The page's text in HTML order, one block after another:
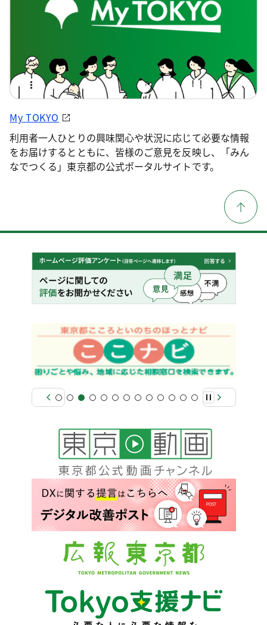
My TOKYO
利用者一人ひとりの興味関心や状況に応じて必要な情報
をお届けするとともに、皆様のご意見を反映し、「みん
なでつくる」東京都の公式ポータルサイトです。